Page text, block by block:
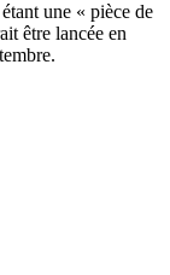
une « pièce de
être lancée en